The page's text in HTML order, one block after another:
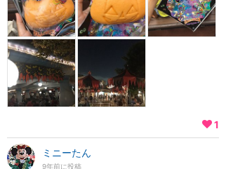
1
ミニーたん
9年前に投稿